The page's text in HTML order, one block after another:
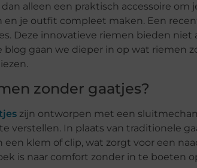
alleen een praktisch accessoire
je outfit compleet maken. Een
Deze innovatieve riemen bieden
blog gaan we dieper in op wat riemen
zonder gaatjes?
zijn ontworpen met een
verstellen. In plaats van traditionele
klem of clip, wat zorgt voor een
is naar comfort zonder in te boeten